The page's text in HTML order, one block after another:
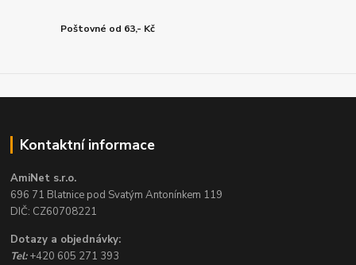
Poštovné od 63,- Kč
Kontaktní informace
AmiNet s.r.o.
696 71 Blatnice pod Svatým Antonínkem 119
DIČ: CZ60708221
Dotazy a objednávky:
Tel:+420 605 271 393